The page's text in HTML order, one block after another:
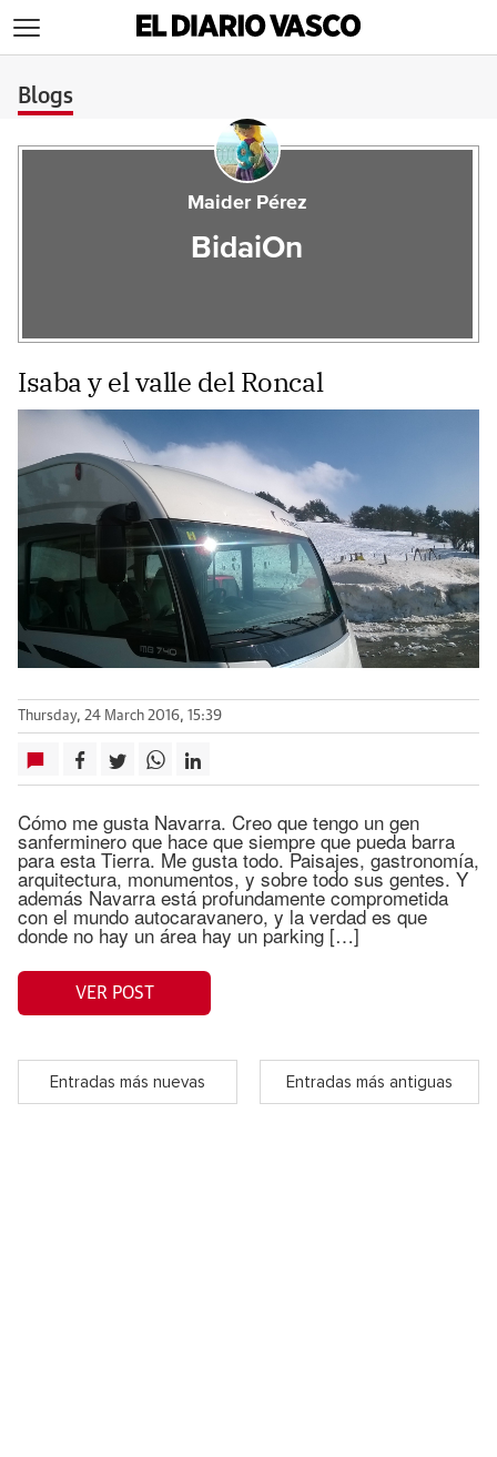
Blogs
Maider Pérez
BidaiOn
Isaba y el valle del Roncal
Thursday, 24 March 2016, 15:39
Cómo me gusta Navarra. Creo que tengo un gen
sanferminero que hace que siempre que pueda barra
para esta Tierra. Me gusta todo. Paisajes, gastronomía,
arquitectura, monumentos, y sobre todo sus gentes. Y
además Navarra está profundamente comprometida
con el mundo autocaravanero, y la verdad es que
donde no hay un área hay un parking […]
VER POST
Entradas más nuevas Entradas más antiguas